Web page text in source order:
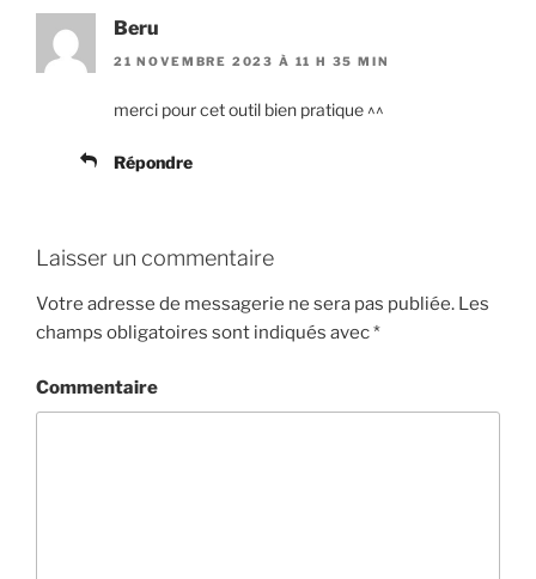
Beru
21 NOVEMBRE 2023 À 11 H 35 MIN
merci pour cet outil bien pratique ^^
Répondre
Laisser un commentaire
Votre adresse de messagerie ne sera pas publiée. Les
champs obligatoires sont indiqués avec*
Commentaire